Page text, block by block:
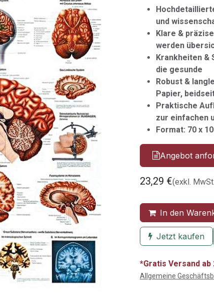
und
Klare &
werden
Krankheiten &
die gesunde
Robust &
Papier,
Praktische
zur einfachen
Format: 70 x
Angebot
23,29 €(exkl.
In den
Jetzt kaufen
*Gratis Versand ab
Allgemeine